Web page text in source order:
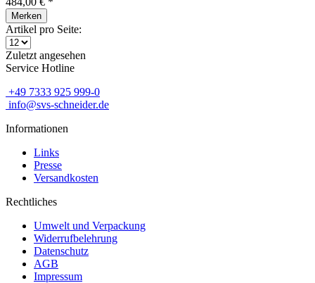
Merken
Artikel pro Seite:
Zuletzt angesehen
Service Hotline
+49 7333 925 999-0
info@svs-schneider.de
Informationen
Links
Presse
Versandkosten
Rechtliches
Umwelt und Verpackung
Widerrufbelehrung
Datenschutz
AGB
Impressum